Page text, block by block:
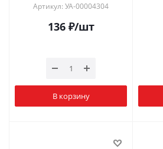
Артикул: УА-00004304
136₽/шт
В корзину